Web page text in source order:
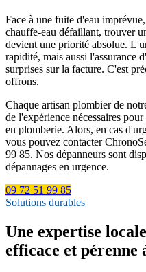
Face à une fuite d'eau
chauffe-eau défaillant, trouver
devient une priorité absolue.
rapidité, mais aussi l'assurance
surprises sur la facture. C'est
offrons.
Chaque artisan plombier de
de l'expérience nécessaires
en plomberie. Alors, en cas
vous pouvez contacter
99 85. Nos dépanneurs sont
dépannages en urgence.
09 72 51 99 85
Solutions durables
Une expertise
efficace et pérenne